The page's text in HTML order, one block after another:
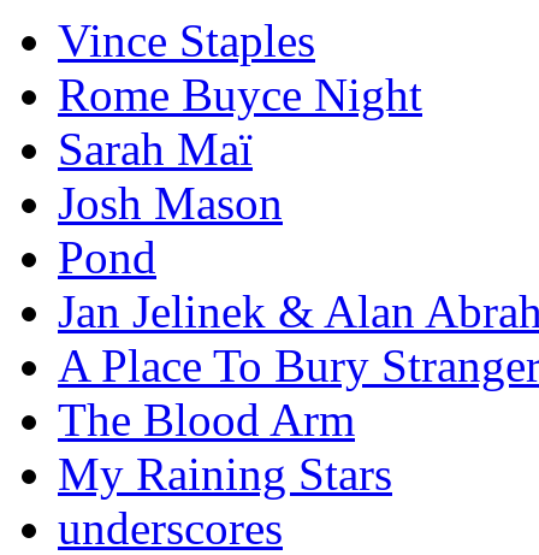
Vince Staples
Rome Buyce Night
Sarah Maï
Josh Mason
Pond
Jan Jelinek & Alan
A Place To Bury
The Blood Arm
My Raining Stars
underscores